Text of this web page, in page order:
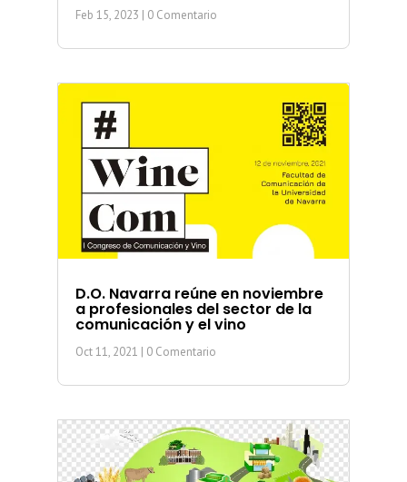
Feb 15, 2023 | 0 Comentario
D.O. Navarra reúne en noviembre
a profesionales del sector de la
comunicación y el vino
Oct 11, 2021 | 0 Comentario